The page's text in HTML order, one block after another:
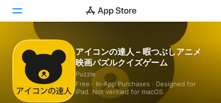
Today
Games
Apps
アイコンの達人 – 暇つぶしアニメ
映画パズルクイズゲーム
Puzzle
Free · In‑App Purchases · Designed for
iPad. Not verified for macOS.